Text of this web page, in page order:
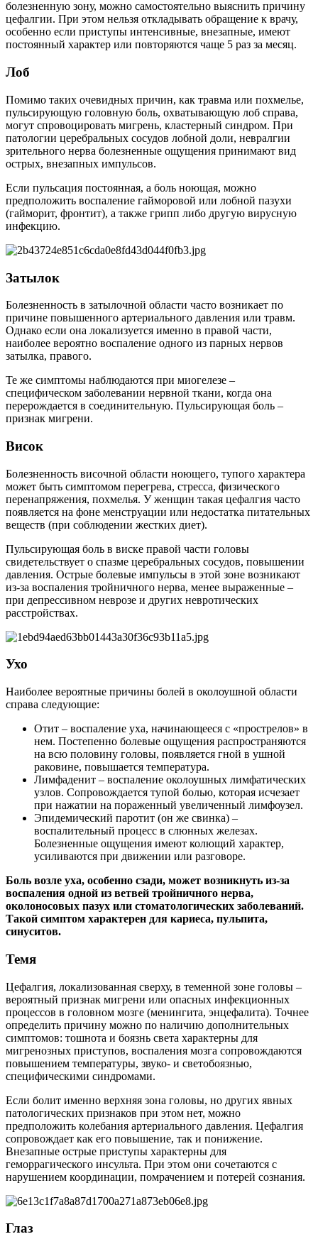
болезненную зону, можно самостоятельно выяснить причину
цефалгии. При этом нельзя откладывать обращение к врачу,
особенно если приступы интенсивные, внезапные, имеют
постоянный характер или повторяются чаще 5 раз за месяц.
Лоб
Помимо таких очевидных причин, как травма или похмелье,
пульсирующую головную боль, охватывающую лоб справа,
могут спровоцировать мигрень, кластерный синдром. При
патологии церебральных сосудов лобной доли, невралгии
зрительного нерва болезненные ощущения принимают вид
острых, внезапных импульсов.
Если пульсация постоянная, а боль ноющая, можно
предположить воспаление гайморовой или лобной пазухи
(гайморит, фронтит), а также грипп либо другую вирусную
инфекцию.
Затылок
Болезненность в затылочной области часто возникает по
причине повышенного артериального давления или травм.
Однако если она локализуется именно в правой части,
наиболее вероятно воспаление одного из парных нервов
затылка, правого.
Те же симптомы наблюдаются при миогелезе –
специфическом заболевании нервной ткани, когда она
перерождается в соединительную. Пульсирующая боль –
признак мигрени.
Висок
Болезненность височной области ноющего, тупого характера
может быть симптомом перегрева, стресса, физического
перенапряжения, похмелья. У женщин такая цефалгия часто
появляется на фоне менструации или недостатка питательных
веществ (при соблюдении жестких диет).
Пульсирующая боль в виске правой части головы
свидетельствует о спазме церебральных сосудов, повышении
давления. Острые болевые импульсы в этой зоне возникают
из-за воспаления тройничного нерва, менее выраженные –
при депрессивном неврозе и других невротических
расстройствах.
Ухо
Наиболее вероятные причины болей в околоушной области
справа следующие:
Отит – воспаление уха, начинающееся с «прострелов» в
нем. Постепенно болевые ощущения распространяются
на всю половину головы, появляется гной в ушной
раковине, повышается температура.
Лимфаденит – воспаление околоушных лимфатических
узлов. Сопровождается тупой болью, которая исчезает
при нажатии на пораженный увеличенный лимфоузел.
Эпидемический паротит (он же свинка) –
воспалительный процесс в слюнных железах.
Болезненные ощущения имеют колющий характер,
усиливаются при движении или разговоре.
Боль возле уха, особенно сзади, может возникнуть из-за
воспаления одной из ветвей тройничного нерва,
околоносовых пазух или стоматологических заболеваний.
Такой симптом характерен для кариеса, пульпита,
синуситов.
Темя
Цефалгия, локализованная сверху, в теменной зоне головы –
вероятный признак мигрени или опасных инфекционных
процессов в головном мозге (менингита, энцефалита). Точнее
определить причину можно по наличию дополнительных
симптомов: тошнота и боязнь света характерны для
мигренозных приступов, воспаления мозга сопровождаются
повышением температуры, звуко- и светобоязнью,
специфическими синдромами.
Если болит именно верхняя зона головы, но других явных
патологических признаков при этом нет, можно
предположить колебания артериального давления. Цефалгия
сопровождает как его повышение, так и понижение.
Внезапные острые приступы характерны для
геморрагического инсульта. При этом они сочетаются с
нарушением координации, помрачением и потерей сознания.
Глаз